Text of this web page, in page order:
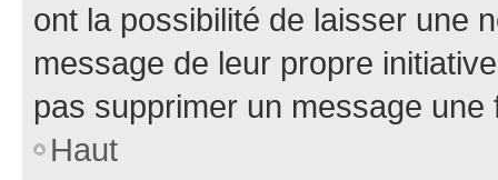
ont la possibilité de laisser une
message de leur propre
pas supprimer un message une
Haut